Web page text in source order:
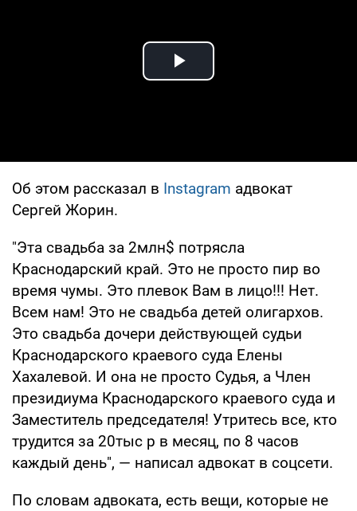
Play Video
Об этом рассказал в Instagram адвокат
Сергей Жорин.
"Эта свадьба за 2млн$ потрясла
Краснодарский край. Это не просто пир во
время чумы. Это плевок Вам в лицо!!! Нет.
Всем нам! Это не свадьба детей олигархов.
Это свадьба дочери действующей судьи
Краснодарского краевого суда Елены
Хахалевой. И она не просто Судья, а Член
президиума Краснодарского краевого суда и
Заместитель председателя! Утритесь все, кто
трудится за 20тыс р в месяц, по 8 часов
каждый день", — написал адвокат в соцсети.
По словам адвоката, есть вещи, которые не